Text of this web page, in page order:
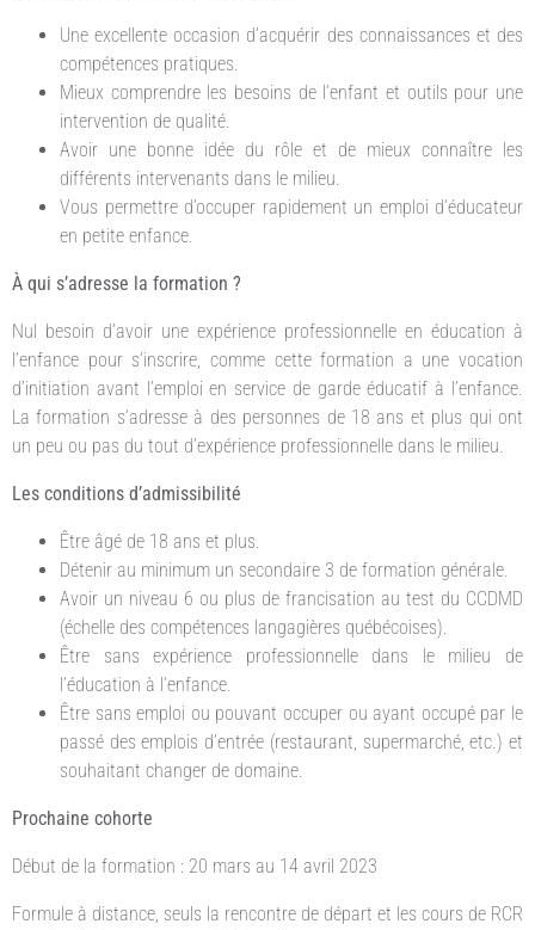
Une excellente occasion d’acquérir des connaissances et des
compétences pratiques.
Mieux comprendre les besoins de l’enfant et outils pour une
intervention de qualité.
Avoir une bonne idée du rôle et de mieux connaître les
différents intervenants dans le milieu.
Vous permettre d’occuper rapidement un emploi d’éducateur
en petite enfance.
À qui s’adresse la formation ?
Nul besoin d’avoir une expérience professionnelle en éducation à
l’enfance pour s’inscrire, comme cette formation a une vocation
d’initiation avant l’emploi en service de garde éducatif à l’enfance.
La formation s’adresse à des personnes de 18 ans et plus qui ont
un peu ou pas du tout d’expérience professionnelle dans le milieu.
Les conditions d’admissibilité
Être âgé de 18 ans et plus.
Détenir au minimum un secondaire 3 de formation générale.
Avoir un niveau 6 ou plus de francisation au test du CCDMD
(échelle des compétences langagières québécoises).
Être sans expérience professionnelle dans le milieu de
l’éducation à l’enfance.
Être sans emploi ou pouvant occuper ou ayant occupé par le
passé des emplois d’entrée (restaurant, supermarché, etc.) et
souhaitant changer de domaine.
Prochaine cohorte
Début de la formation : 20 mars au 14 avril 2023
Formule à distance, seuls la rencontre de départ et les cours de RCR